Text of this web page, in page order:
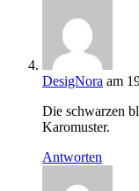
DesigNora am
Die schwarzen
Karomuster.
Antworten